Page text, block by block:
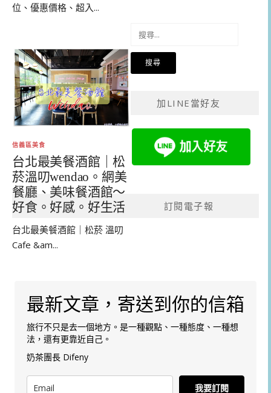
位、優惠價格、超入...
信義區美食
台北最美餐酒館｜松
菸溫叨wendao。網美
餐廳、美味餐酒館～
好食。好感。好生活
台北最美餐酒館｜松菸 溫叨
Cafe &am...
關
加LINE當好友
訂閱電子報
最新文章，寄送到你的信箱
旅行不只是去一個地方。是一種觀點、一種態度、一種想
法，還有更靠近自己。
奶茶團長 Difeny
我要訂閱